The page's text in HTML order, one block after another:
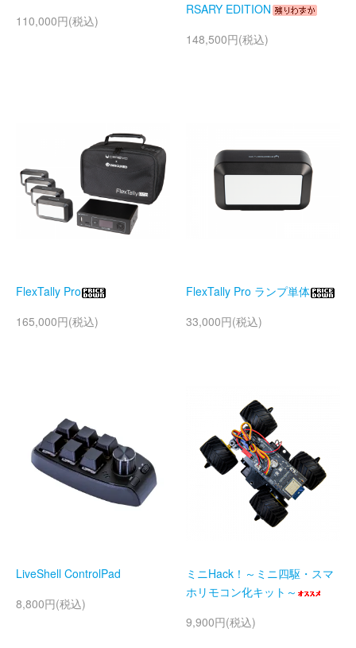
110,000円(税込)
RSARY EDITION
148,500円(税込)
FlexTally Pro
165,000円(税込)
FlexTally Pro ランプ単体
33,000円(税込)
LiveShell ControlPad
8,800円(税込)
ミニHack！～ミニ四駆・スマ
ホリモコン化キット～
9,900円(税込)